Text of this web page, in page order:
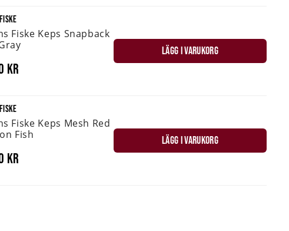
Fiske Keps Snapback
kr
LÄGG I VARUKORG
Fiske Keps Mesh Red
Fish
kr
LÄGG I VARUKORG